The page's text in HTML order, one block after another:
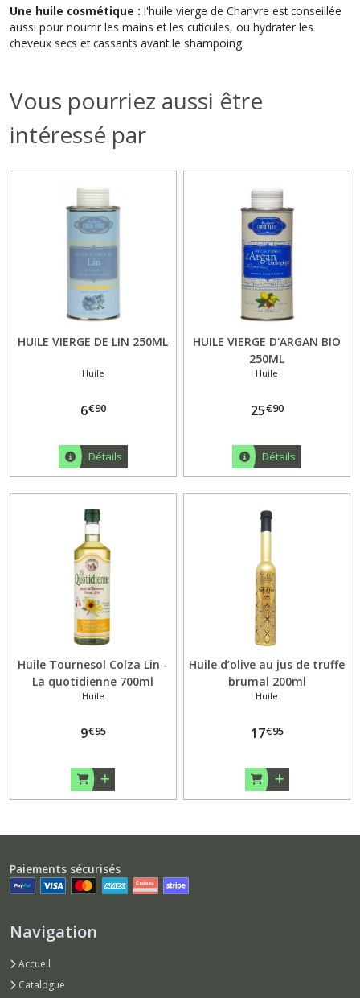
Une huile cosmétique : l'huile vierge de Chanvre est conseillée
aussi pour nourrir les mains et les cuticules, ou hydrater les
cheveux secs et cassants avant le shampoing.
Vous pourriez aussi être
intéressé par
HUILE VIERGE DE LIN 250ML
Huile
6€90
Détails
HUILE VIERGE D'ARGAN BIO
250ML
Huile
25€90
Détails
Huile Tournesol Colza Lin -
La quotidienne 700ml
Huile
9€95
Huile d’olive au jus de truffe
brumal 200ml
Huile
17€95
Paiements sécurisés
Navigation
Accueil
Catalogue